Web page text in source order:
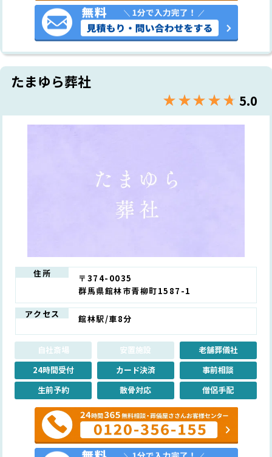
たまゆら葬社
★★★★★
☆☆☆☆☆ 5.0
住所
〒374-0035
群馬県館林市青柳町1587-1
アクセス 館林駅/車8分
自社斎場 安置施設
老舗葬儀社
24時間受付
カード決済
事前相談
生前予約
散骨対応 僧侶手配